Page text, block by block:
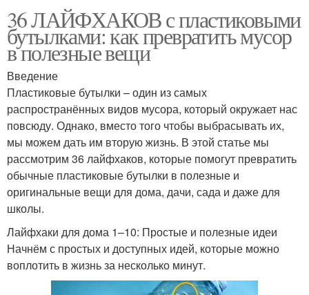
36 ЛАЙФХАКОВ с пластиковыми
бутылками: как превратить мусор
в полезные вещи
Введение
Пластиковые бутылки – один из самых
распространённых видов мусора, который окружает нас
повсюду. Однако, вместо того чтобы выбрасывать их,
мы можем дать им вторую жизнь. В этой статье мы
рассмотрим 36 лайфхаков, которые помогут превратить
обычные пластиковые бутылки в полезные и
оригинальные вещи для дома, дачи, сада и даже для
школы.
Лайфхаки для дома 1–10: Простые и полезные идеи
Начнём с простых и доступных идей, которые можно
воплотить в жизнь за несколько минут.